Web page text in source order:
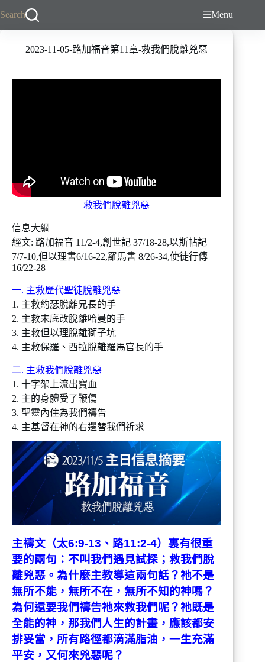
Search Menu
2023-11-05-路加福音第11章-救我們脫離兇惡
救我們脫離兇惡
信息大綱
經文: 路加福音 11/2-4,創世記 37/18-28,以斯帖記
7/7-10,但以理書6/16-22,羅馬書 8/26-34,使徒行傳
16/22-28
一. 主救歷代聖徒脫離兇惡
1. 主救約瑟脫離兄長的手
2. 主救末底改脫離哈曼的手
3. 主救但以理脫離獅子坑
4. 主救保羅、西拉脫離羅馬官長的手
二. 主救我們脫離兇惡
1. 十字架上流出寶血
2. 主的身體受了鞭傷
3. 聖靈內住為我們禱告
4. 主基督在神的右邊替我們祈求
主禱文（太6:9-13、路11:2-4）裏有很重
要的兩句：不叫我們遇見試探；救我們脫
離兇惡。為什麼主教導這兩句話？祂不是
無所不能，無所不在，無所不知的神嗎？
為何還要我們禱告祂來救我們呢？祂既是
全能的神，那我們人生的計畫，應該都安
排妥當，所有路徑都滴滿脂油，一生充滿
平安，又何來兇惡呢？